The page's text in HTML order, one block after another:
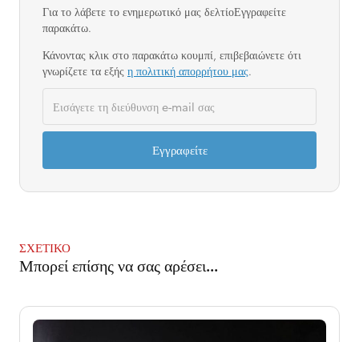
Για το λάβετε το ενημερωτικό μας δελτίοΕγγραφείτε
παρακάτω.
Κάνοντας κλικ στο παρακάτω κουμπί, επιβεβαιώνετε ότι
γνωρίζετε τα εξής η πολιτική απορρήτου μας.
Εγγραφείτε
ΣΧΕΤΙΚΌ
Μπορεί επίσης να σας αρέσει...